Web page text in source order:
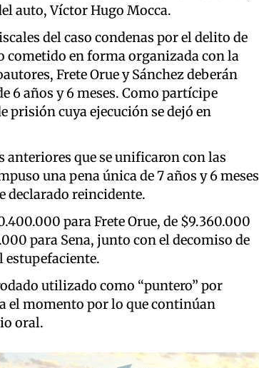
auto, Víctor Hugo Mocca.
del caso condenas por el delito de
cometido en forma organizada con la
Frete Orue y Sánchez deberán
6 años y 6 meses. Como partícipe
prisión cuya ejecución se dejó en
anteriores que se unificaron con las
una pena única de 7 años y 6 meses
declarado reincidente.
para Frete Orue, de $9.360.000
para Sena, junto con el decomiso de
estupefaciente.
utilizado como “puntero” por
el momento por lo que continúan
oral.